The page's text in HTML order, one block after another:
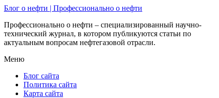
Блог о нефти | Профессионально о нефти
Профессионально о нефти – специализированный научно-
технический журнал, в котором публикуются статьи по
актуальным вопросам нефтегазовой отрасли.
Меню
Блог сайта
Политика сайта
Карта сайта